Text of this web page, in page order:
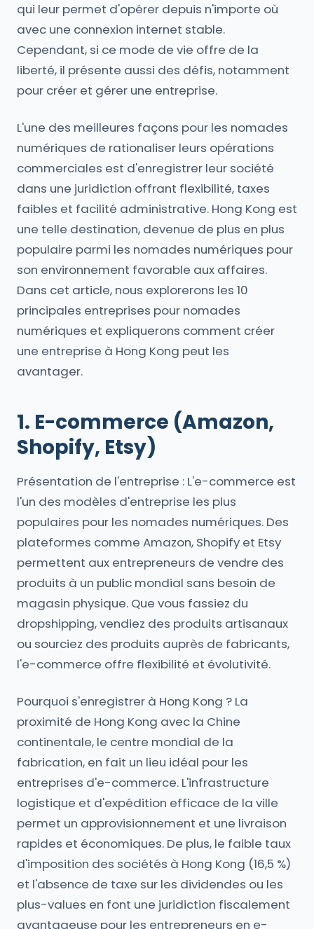
qui leur permet d'opérer depuis n'importe où
avec une connexion internet stable.
Cependant, si ce mode de vie offre de la
liberté, il présente aussi des défis, notamment
pour créer et gérer une entreprise.
L'une des meilleures façons pour les nomades
numériques de rationaliser leurs opérations
commerciales est d'enregistrer leur société
dans une juridiction offrant flexibilité, taxes
faibles et facilité administrative. Hong Kong est
une telle destination, devenue de plus en plus
populaire parmi les nomades numériques pour
son environnement favorable aux affaires.
Dans cet article, nous explorerons les 10
principales entreprises pour nomades
numériques et expliquerons comment créer
une entreprise à Hong Kong peut les
avantager.
1. E-commerce (Amazon,
Shopify, Etsy)
Présentation de l'entreprise : L'e-commerce est
l'un des modèles d'entreprise les plus
populaires pour les nomades numériques. Des
plateformes comme Amazon, Shopify et Etsy
permettent aux entrepreneurs de vendre des
produits à un public mondial sans besoin de
magasin physique. Que vous fassiez du
dropshipping, vendiez des produits artisanaux
ou sourciez des produits auprès de fabricants,
l'e-commerce offre flexibilité et évolutivité.
Pourquoi s'enregistrer à Hong Kong ? La
proximité de Hong Kong avec la Chine
continentale, le centre mondial de la
fabrication, en fait un lieu idéal pour les
entreprises d'e-commerce. L'infrastructure
logistique et d'expédition efficace de la ville
permet un approvisionnement et une livraison
rapides et économiques. De plus, le faible taux
d'imposition des sociétés à Hong Kong (16,5 %)
et l'absence de taxe sur les dividendes ou les
plus-values en font une juridiction fiscalement
avantageuse pour les entrepreneurs en e-